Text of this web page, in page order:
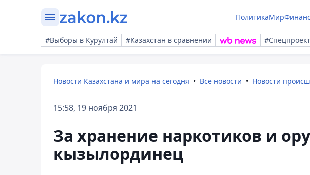
ПолитикаМир
#Выборы в Курултай #Казахстан в сравнении
Новости Казахстана и мира на сегодня Все новости Новости
15:58, 19 ноября 2021
За хранение наркотиков и
кызылординец